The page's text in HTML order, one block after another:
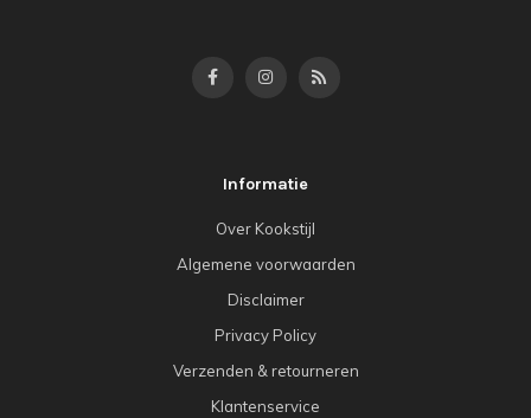
Informatie
Over Kookstijl
Algemene voorwaarden
Disclaimer
Privacy Policy
Verzenden & retourneren
Klantenservice